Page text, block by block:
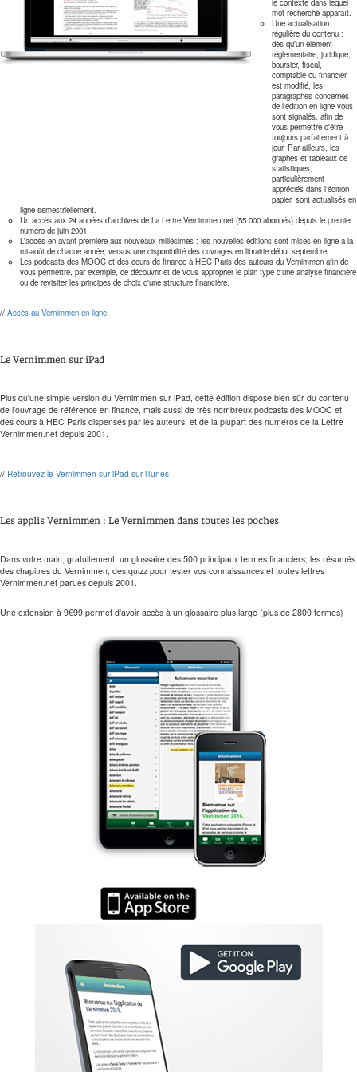
mot recherché apparaît.
Une actualisation
régulière du contenu :
dès qu'un élément
réglementaire, juridique,
boursier, fiscal,
comptable ou financier
est modifié, les
paragraphes concernés
de l'édition en ligne vous
sont signalés, afin de
vous permettre d'être
toujours parfaitement à
jour. Par ailleurs, les
graphes et tableaux de
statistiques,
particulièrement
appréciés dans l'édition
papier, sont actualisés en
ligne semestriellement.
Un accès aux 24 années d'archives de La Lettre Vernimmen.net (55 000 abonnés) depuis le premier
numéro de juin 2001.
L'accès en avant première aux nouveaux millésimes : les nouvelles éditions sont mises en ligne à la
mi-août de chaque année, versus une disponibilité des ouvrages en librairie début septembre.
Les podcasts des MOOC et des cours de finance à HEC Paris des auteurs du Vernimmen afin de
vous permettre, par exemple, de découvrir et de vous approprier le plan type d'une analyse financière
ou de revisiter les principes de choix d'une structure financière.
// Accès au Vernimmen en ligne
Le Vernimmen sur iPad
Plus qu'une simple version du Vernimmen sur iPad, cette édition dispose bien sûr du contenu
de l'ouvrage de référence en finance, mais aussi de très nombreux podcasts des MOOC et
des cours à HEC Paris dispensés par les auteurs, et de la plupart des numéros de la Lettre
Vernimmen.net depuis 2001.
// Retrouvez le Vernimmen sur iPad sur iTunes
Les applis Vernimmen : Le Vernimmen dans toutes les poches
Dans votre main, gratuitement, un glossaire des 500 principaux termes financiers, les résumés
des chapitres du Vernimmen, des quizz pour tester vos connaissances et toutes lettres
Vernimmen.net parues depuis 2001.
Une extension à 9€99 permet d'avoir accès à un glossaire plus large (plus de 2800 termes)